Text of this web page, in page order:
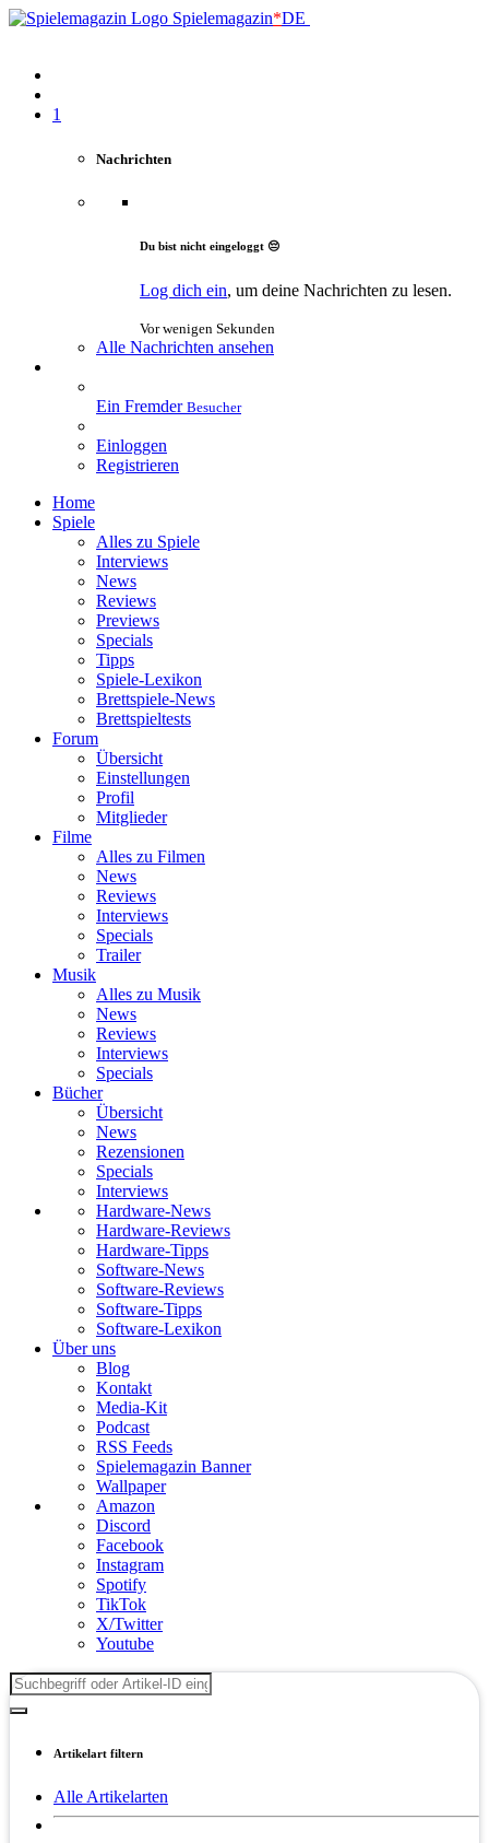
Spielemagazin*DE
1
Nachrichten
Du bist nicht eingeloggt 😔
Log dich ein, um deine Nachrichten zu lesen.
Vor wenigen Sekunden
Alle Nachrichten ansehen
Ein Fremder Besucher
Einloggen
Registrieren
Home
Spiele
Alles zu Spiele
Interviews
News
Reviews
Previews
Specials
Tipps
Spiele-Lexikon
Brettspiele-News
Brettspieltests
Forum
Übersicht
Einstellungen
Profil
Mitglieder
Filme
Alles zu Filmen
News
Reviews
Interviews
Specials
Trailer
Musik
Alles zu Musik
News
Reviews
Interviews
Specials
Bücher
Übersicht
News
Rezensionen
Specials
Interviews
Hardware-News
Hardware-Reviews
Hardware-Tipps
Software-News
Software-Reviews
Software-Tipps
Software-Lexikon
Über uns
Blog
Kontakt
Media-Kit
Podcast
RSS Feeds
Spielemagazin Banner
Wallpaper
Amazon
Discord
Facebook
Instagram
Spotify
TikTok
X/Twitter
Youtube
Artikelart filtern
Alle Artikelarten